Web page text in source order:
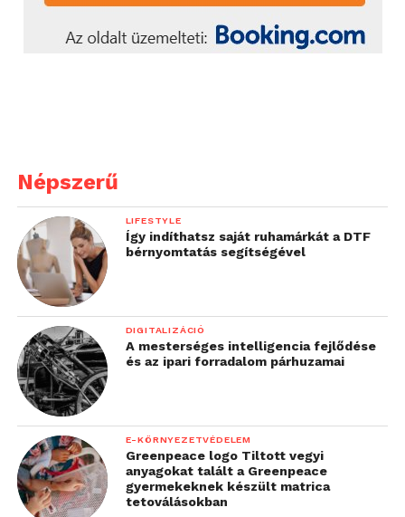
Népszerű
LIFESTYLE
Így indíthatsz saját ruhamárkát a DTF
bérnyomtatás segítségével
DIGITALIZÁCIÓ
A mesterséges intelligencia fejlődése
és az ipari forradalom párhuzamai
E-KÖRNYEZETVÉDELEM
Greenpeace logo Tiltott vegyi
anyagokat talált a Greenpeace
gyermekeknek készült matrica
tetoválásokban